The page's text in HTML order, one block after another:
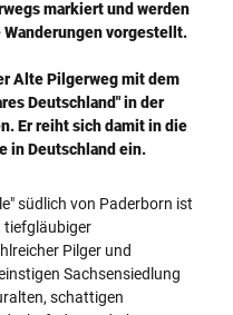
markiert und werden
Wanderungen vorgestellt.
Alte Pilgerweg mit dem
Deutschland" in der
Er reiht sich damit in die
in Deutschland ein.
südlich von Paderborn ist
tiefgläubiger
Pilger und
Sachsensiedlung
schattigen